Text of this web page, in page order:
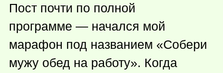
Пост почти по полной
программе — начался мой
марафон под названием «Собери
мужу обед на работу». Когда